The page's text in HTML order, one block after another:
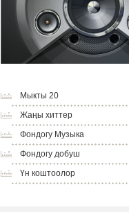
Мыкты 20
Жаңы хиттер
Фондогу Музыка
Фондогу добуш
Үн коштоолор